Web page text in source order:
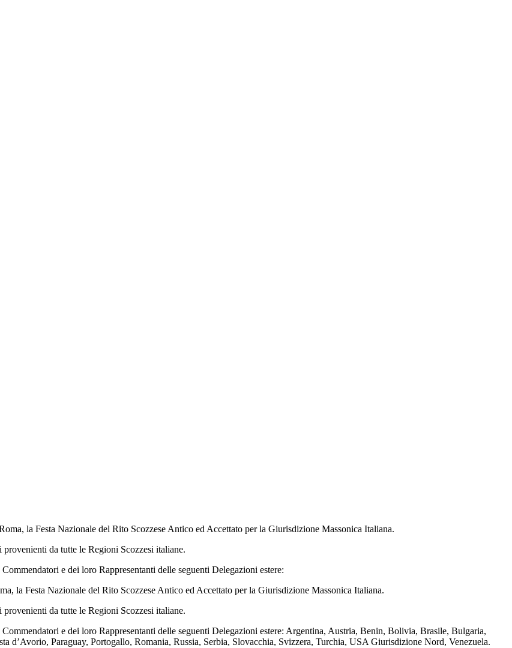
la Festa Nazionale del Rito Scozzese Antico ed Accettato per la Giurisdizione Massonica Italiana.
da tutte le Regioni Scozzesi italiane.
e dei loro Rappresentanti delle seguenti Delegazioni estere:
la Festa Nazionale del Rito Scozzese Antico ed Accettato per la Giurisdizione Massonica Italiana.
da tutte le Regioni Scozzesi italiane.
e dei loro Rappresentanti delle seguenti Delegazioni estere: Argentina, Austria, Benin, Bolivia, Brasile, Bulgaria,
d’Avorio, Paraguay, Portogallo, Romania, Russia, Serbia, Slovacchia, Svizzera, Turchia, USA Giurisdizione Nord, Venezuela.